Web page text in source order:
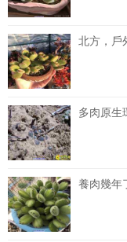
北方，戶
多肉原生
養肉幾年